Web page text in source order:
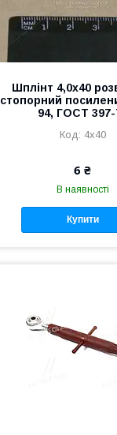
Шплінт 4,0х40
стопорний
94, ГОСТ 397-
4х40
6 ₴
В наявності
Купити